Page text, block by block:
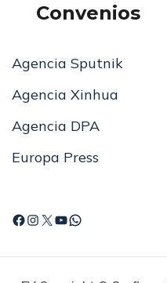
Convenios
Agencia Sputnik
Agencia Xinhua
Agencia DPA
Europa Press